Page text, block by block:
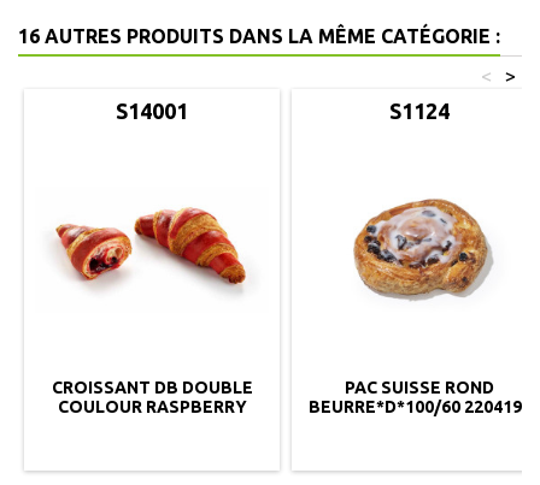
16 AUTRES PRODUITS DANS LA MÊME CATÉGORIE :
>
<
S14001
CROISSANT DB DOUBLE
COULOUR RASPBERRY
S1124
PAC SUISSE ROND
BEURRE*D*100/60 2204190